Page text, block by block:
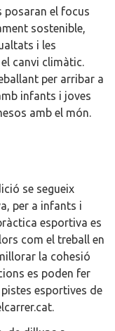
posaran el focus
sostenible,
i les
canvi climàtic.
per arribar a
infants i joves
amb el món.
se segueix
per a infants i
esportiva es
com el treball en
la cohesió
es poden fer
esportives de